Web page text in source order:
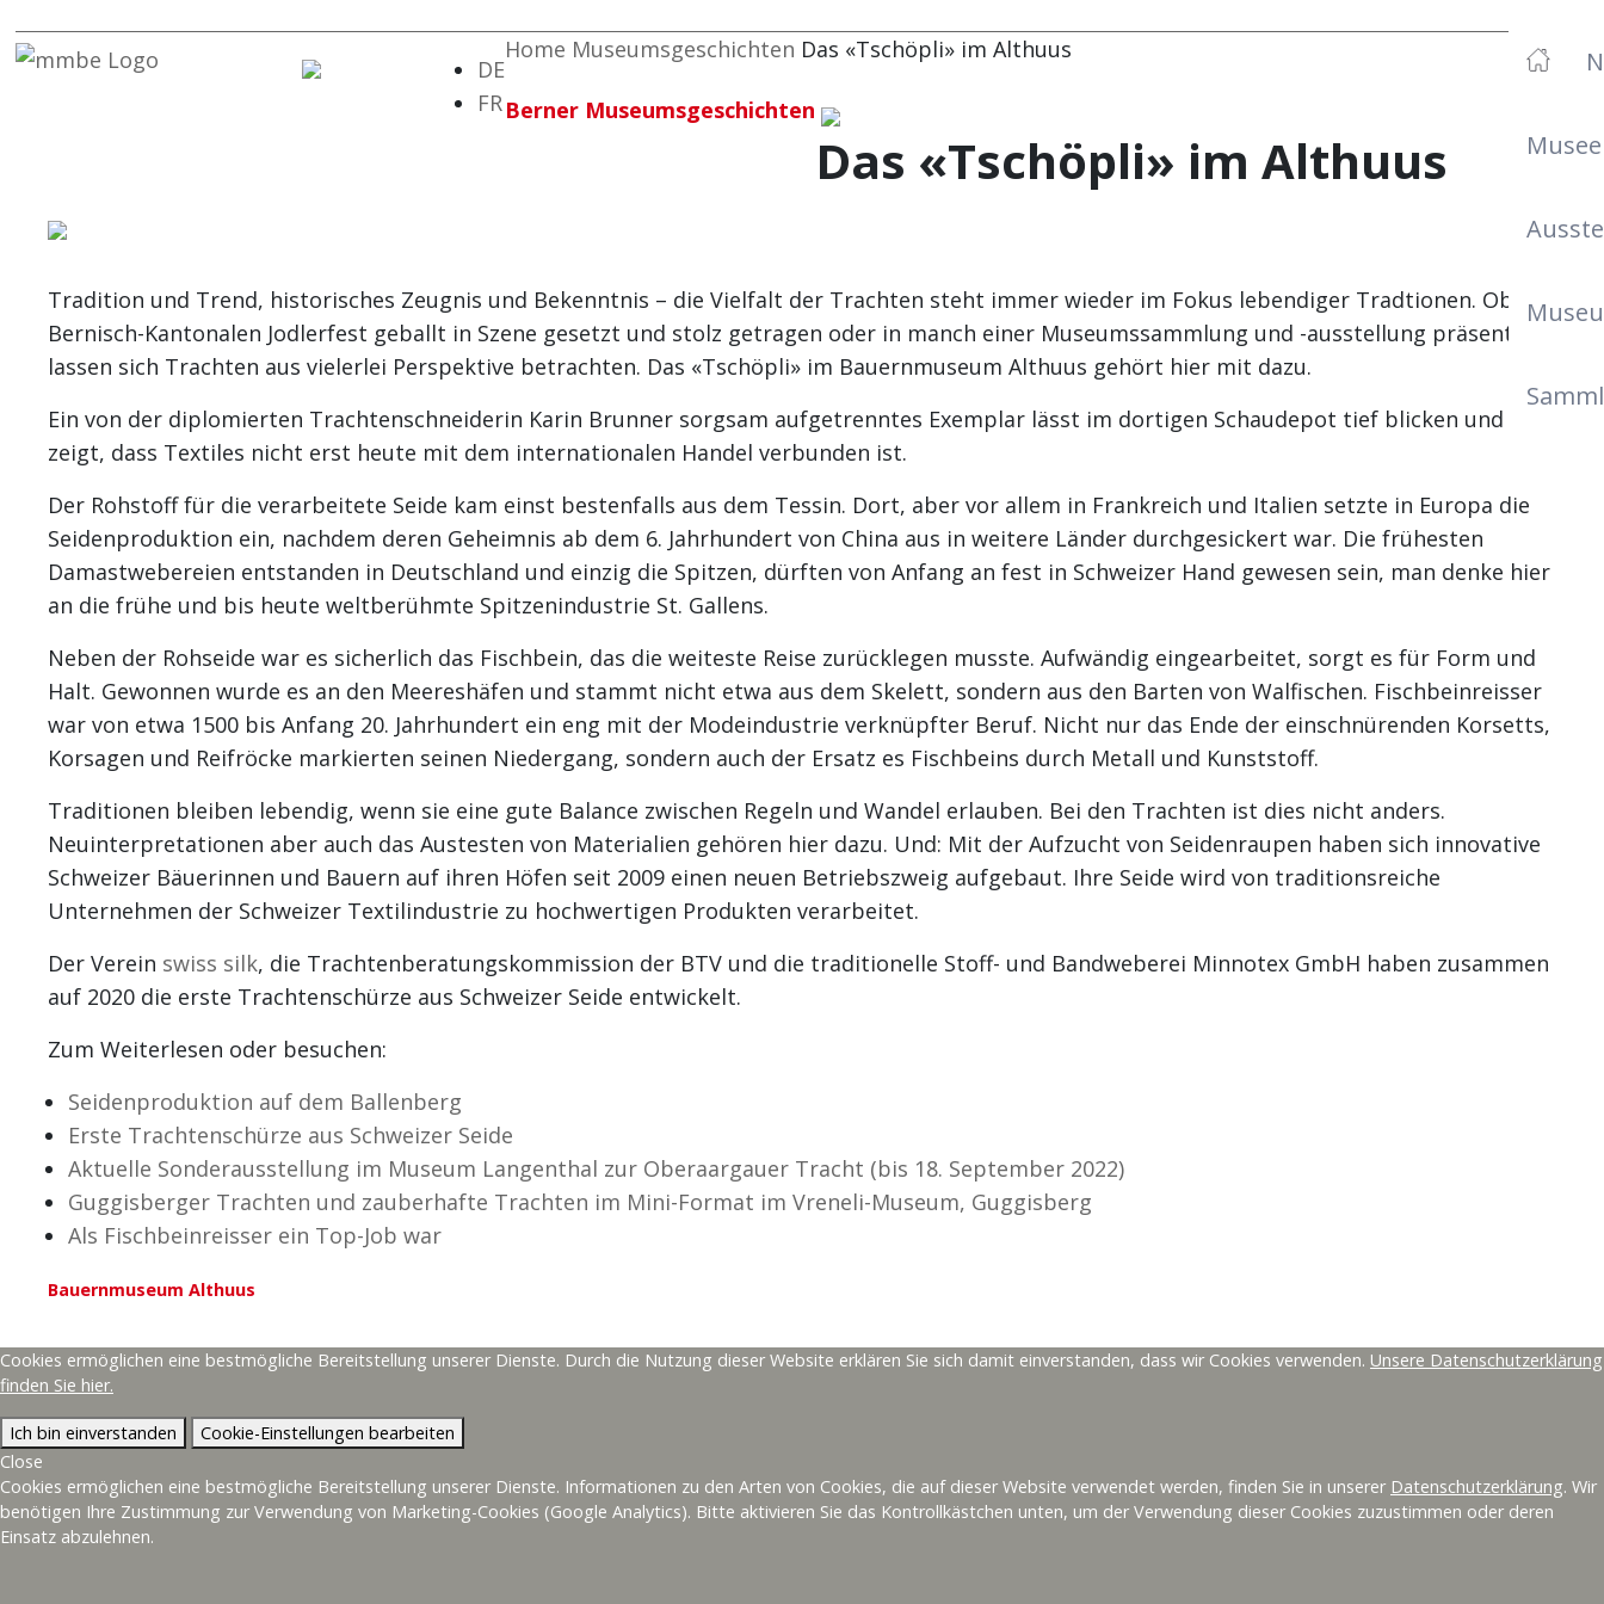
DE
FR
Home Museumsgeschichten Das «Tschöpli» im Althuus
Berner Museumsgeschichten
Das «Tschöpli» im Althuus
Tradition und Trend, historisches Zeugnis und Bekenntnis – die Vielfalt der Trachten steht immer wieder im Fokus lebendiger Tradtionen. Ob am
Bernisch-Kantonalen Jodlerfest geballt in Szene gesetzt und stolz getragen oder in manch einer Museumssammlung und -ausstellung präsentiert,
lassen sich Trachten aus vielerlei Perspektive betrachten. Das «Tschöpli» im Bauernmuseum Althuus gehört hier mit dazu.
Ein von der diplomierten Trachtenschneiderin Karin Brunner sorgsam aufgetrenntes Exemplar lässt im dortigen Schaudepot tief blicken und
zeigt, dass Textiles nicht erst heute mit dem internationalen Handel verbunden ist.
Der Rohstoff für die verarbeitete Seide kam einst bestenfalls aus dem Tessin. Dort, aber vor allem in Frankreich und Italien setzte in Europa die
Seidenproduktion ein, nachdem deren Geheimnis ab dem 6. Jahrhundert von China aus in weitere Länder durchgesickert war. Die frühesten
Damastwebereien entstanden in Deutschland und einzig die Spitzen, dürften von Anfang an fest in Schweizer Hand gewesen sein, man denke hier
an die frühe und bis heute weltberühmte Spitzenindustrie St. Gallens.
Neben der Rohseide war es sicherlich das Fischbein, das die weiteste Reise zurücklegen musste. Aufwändig eingearbeitet, sorgt es für Form und
Halt. Gewonnen wurde es an den Meereshäfen und stammt nicht etwa aus dem Skelett, sondern aus den Barten von Walfischen. Fischbeinreisser
war von etwa 1500 bis Anfang 20. Jahrhundert ein eng mit der Modeindustrie verknüpfter Beruf. Nicht nur das Ende der einschnürenden Korsetts,
Korsagen und Reifröcke markierten seinen Niedergang, sondern auch der Ersatz es Fischbeins durch Metall und Kunststoff.
Traditionen bleiben lebendig, wenn sie eine gute Balance zwischen Regeln und Wandel erlauben. Bei den Trachten ist dies nicht anders.
Neuinterpretationen aber auch das Austesten von Materialien gehören hier dazu. Und: Mit der Aufzucht von Seidenraupen haben sich innovative
Schweizer Bäuerinnen und Bauern auf ihren Höfen seit 2009 einen neuen Betriebszweig aufgebaut. Ihre Seide wird von traditionsreiche
Unternehmen der Schweizer Textilindustrie zu hochwertigen Produkten verarbeitet.
Der Verein swiss silk, die Trachtenberatungskommission der BTV und die traditionelle Stoff- und Bandweberei Minnotex GmbH haben zusammen
auf 2020 die erste Trachtenschürze aus Schweizer Seide entwickelt.
Zum Weiterlesen oder besuchen:
Seidenproduktion auf dem Ballenberg
Erste Trachtenschürze aus Schweizer Seide
Aktuelle Sonderausstellung im Museum Langenthal zur Oberaargauer Tracht (bis 18. September 2022)
Guggisberger Trachten und zauberhafte Trachten im Mini-Format im Vreneli-Museum, Guggisberg
Als Fischbeinreisser ein Top-Job war
Bauernmuseum Althuus
Kontakt
Malerweg 9
3012 Bern
mmBE offline
Als Off-Line-Begleiter
Cookies ermöglichen eine bestmögliche Bereitstellung unserer Dienste. Durch die Nutzung dieser Website erklären Sie sich damit einverstanden, dass wir Cookies verwenden. Unsere Datenschutzerklärung
finden Sie hier.
Ich bin einverstanden
Cookie-Einstellungen bearbeiten
Close
Cookies ermöglichen eine bestmögliche Bereitstellung unserer Dienste. Informationen zu den Arten von Cookies, die auf dieser Website verwendet werden, finden Sie in unserer Datenschutzerklärung. Wir
benötigen Ihre Zustimmung zur Verwendung von Marketing-Cookies (Google Analytics). Bitte aktivieren Sie das Kontrollkästchen unten, um der Verwendung dieser Cookies zuzustimmen oder deren
Einsatz abzulehnen.